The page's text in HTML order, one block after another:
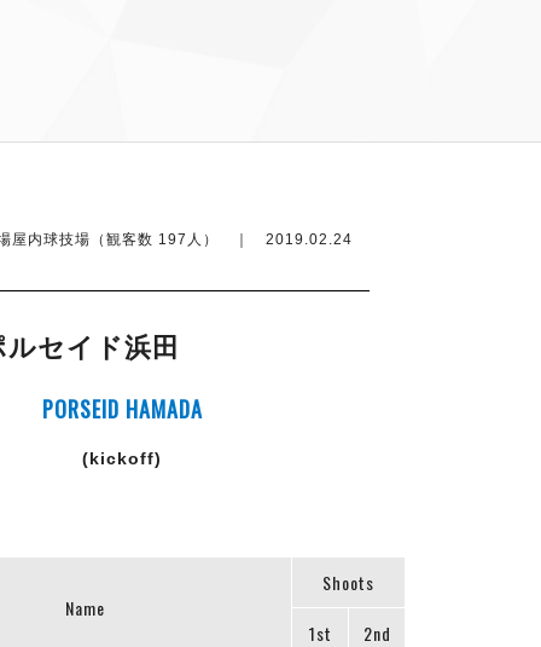
屋内球技場（観客数 197人） ｜ 2019.02.24
ルセイド浜田
PORSEID HAMADA
(kickoff)
Name
Shoots
1st
2nd